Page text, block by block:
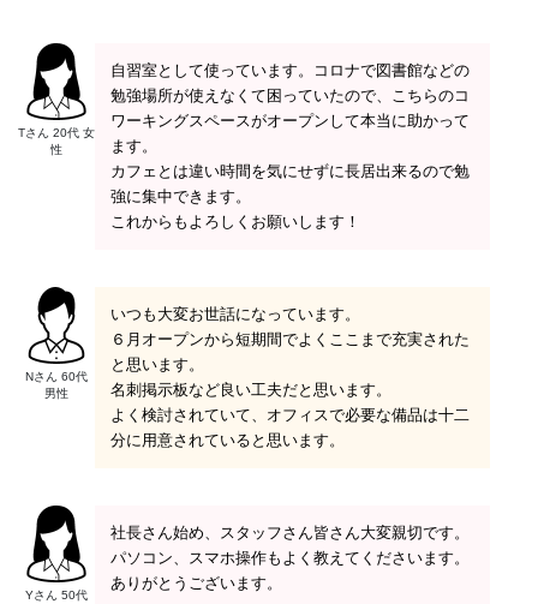
Tさん 20代 女
性
自習室として使っています。コロナで図書館などの
勉強場所が使えなくて困っていたので、こちらのコ
ワーキングスペースがオープンして本当に助かって
ます。
カフェとは違い時間を気にせずに長居出来るので勉
強に集中できます。
これからもよろしくお願いします！
Nさん 60代
男性
いつも大変お世話になっています。
６月オープンから短期間でよくここまで充実された
と思います。
名刺掲示板など良い工夫だと思います。
よく検討されていて、オフィスで必要な備品は十二
分に用意されていると思います。
Yさん 50代
社長さん始め、スタッフさん皆さん大変親切です。
パソコン、スマホ操作もよく教えてくださいます。
ありがとうございます。